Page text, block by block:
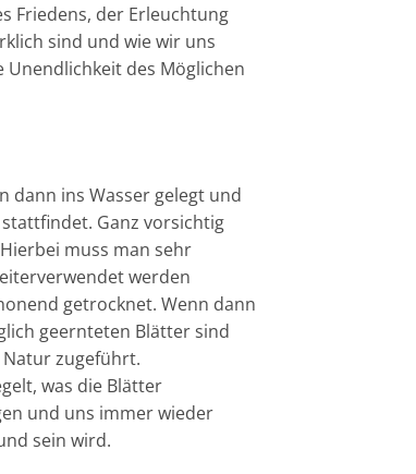
Friedens, der Erleuchtung
sind und wie wir uns
des Möglichen
dann ins Wasser gelegt und
Ganz vorsichtig
muss man sehr
werden
getrocknet. Wenn dann
geernteten Blätter sind
Natur zugeführt.
was die Blätter
und uns immer wieder
sein wird.